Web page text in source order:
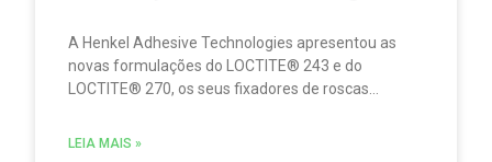
A Henkel Adhesive Technologies apresentou as
novas formulações do LOCTITE® 243 e do
LOCTITE® 270, os seus fixadores de roscas
permanente a tornilharia metálica, evitando
LEIA MAIS »